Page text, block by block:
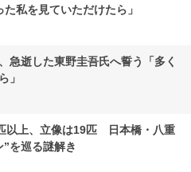
た私を見ていただけたら」
急逝した東野圭吾氏へ誓う「多く
」
以上、立像は19匹 日本橋・八重
を巡る謎解き